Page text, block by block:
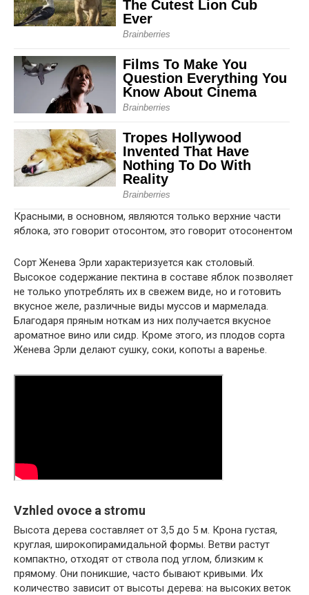
Красными, в основном, являются только верхние части
яблока, это говорит отосонтом, это говорит отосонентом
Сорт Женева Эрли характеризуется как столовый.
Высокое содержание пектина в составе яблок позволяет
не только употреблять их в свежем виде, но и готовить
вкусное желе, различные виды муссов и мармелада.
Благодаря пряным ноткам из них получается вкусное
ароматное вино или сидр. Кроме этого, из плодов сорта
Женева Эрли делают сушку, соки, копоты a варенье.
Vzhled ovoce a stromu
Высота дерева составляет от 3,5 до 5 м. Крона густая,
круглая, широкопирамидальной формы. Ветви растут
компактно, отходят от ствола под углом, близким к
прямому. Они поникшие, часто бывают кривыми. Их
количество зависит от высоты дерева: на высоких веток